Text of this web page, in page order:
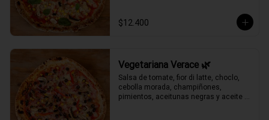
$12.400
Vegetariana Verace 🌿
Salsa de tomate, fior di latte, choclo,
cebolla morada, champiñones,
pimientos, aceitunas negras y aceite